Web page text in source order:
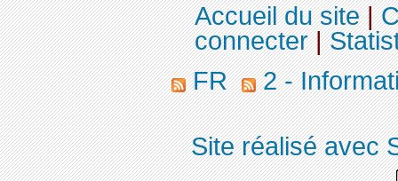
Accueil du site|
connecter|
FR
2 -
Site réalisé avec